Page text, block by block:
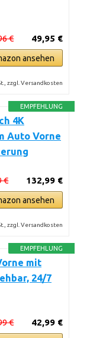
49,95 €
€
ansehen
zzgl. Versandkosten
EMPFEHLUNG
4K
Auto Vorne
132,99 €
€
ansehen
zzgl. Versandkosten
EMPFEHLUNG
mit
24/7
42,99 €
€